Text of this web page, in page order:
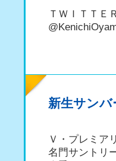
ＴＷＩＴＴＥ
新生サンバ
Ｖ・プレミア
名門サントリ